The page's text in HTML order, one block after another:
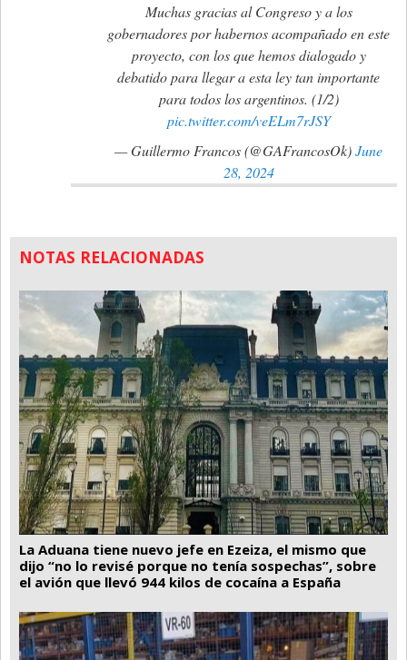
Muchas gracias al Congreso y a los
gobernadores por habernos acompañado en este
proyecto, con los que hemos dialogado y
debatido para llegar a esta ley tan importante
para todos los argentinos. (1/2)
pic.twitter.com/veELm7rJSY
— Guillermo Francos (@GAFrancosOk)June
28, 2024
NOTAS RELACIONADAS
La Aduana tiene nuevo jefe en Ezeiza, el mismo que
dijo “no lo revisé porque no tenía sospechas”, sobre
el avión que llevó 944 kilos de cocaína a España